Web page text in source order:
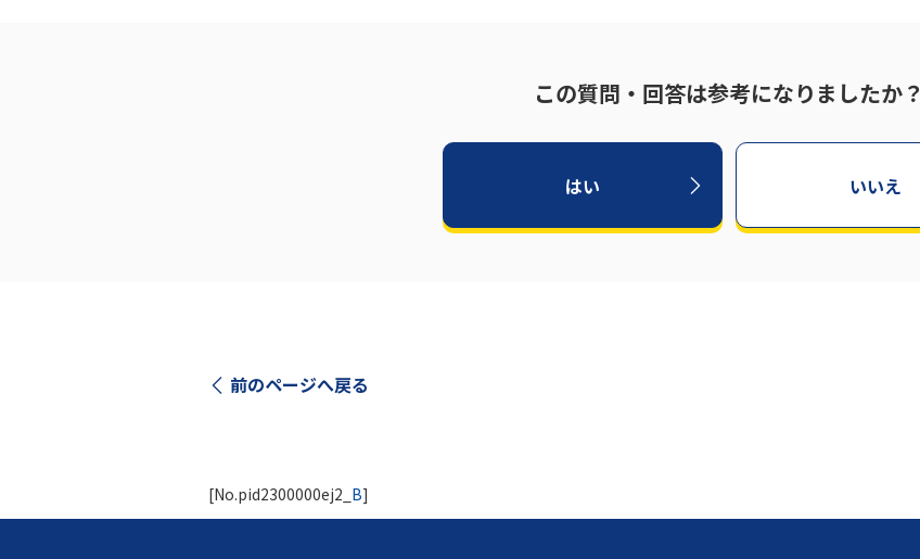
この質問・回答は参考になりましたか？
はい いいえ
前のページへ戻る
[No.pid2300000ej2_ B]